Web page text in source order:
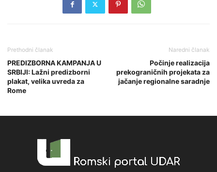
Prethodni članak
PREDIZBORNA KAMPANJA U
SRBIJI: Lažni predizborni
plakat, velika uvreda za
Rome
Naredni članak
Počinje realizacija
prekograničnih projekata za
jačanje regionalne saradnje